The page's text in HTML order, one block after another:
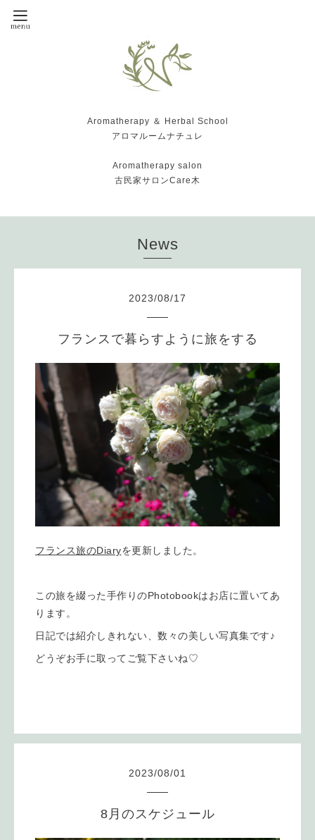
Aromatherapy ＆ Herbal School
アロマルームナチュレ
Aromatherapy salon
古民家サロンCare木
News
2023/08/17
フランスで暮らすように旅をする
フランス旅のDiaryを更新しました。
この旅を綴った手作りのPhotobookはお店に置いてあ
ります。
日記では紹介しきれない、数々の美しい写真集です♪
どうぞお手に取ってご覧下さいね♡
2023/08/01
8月のスケジュール